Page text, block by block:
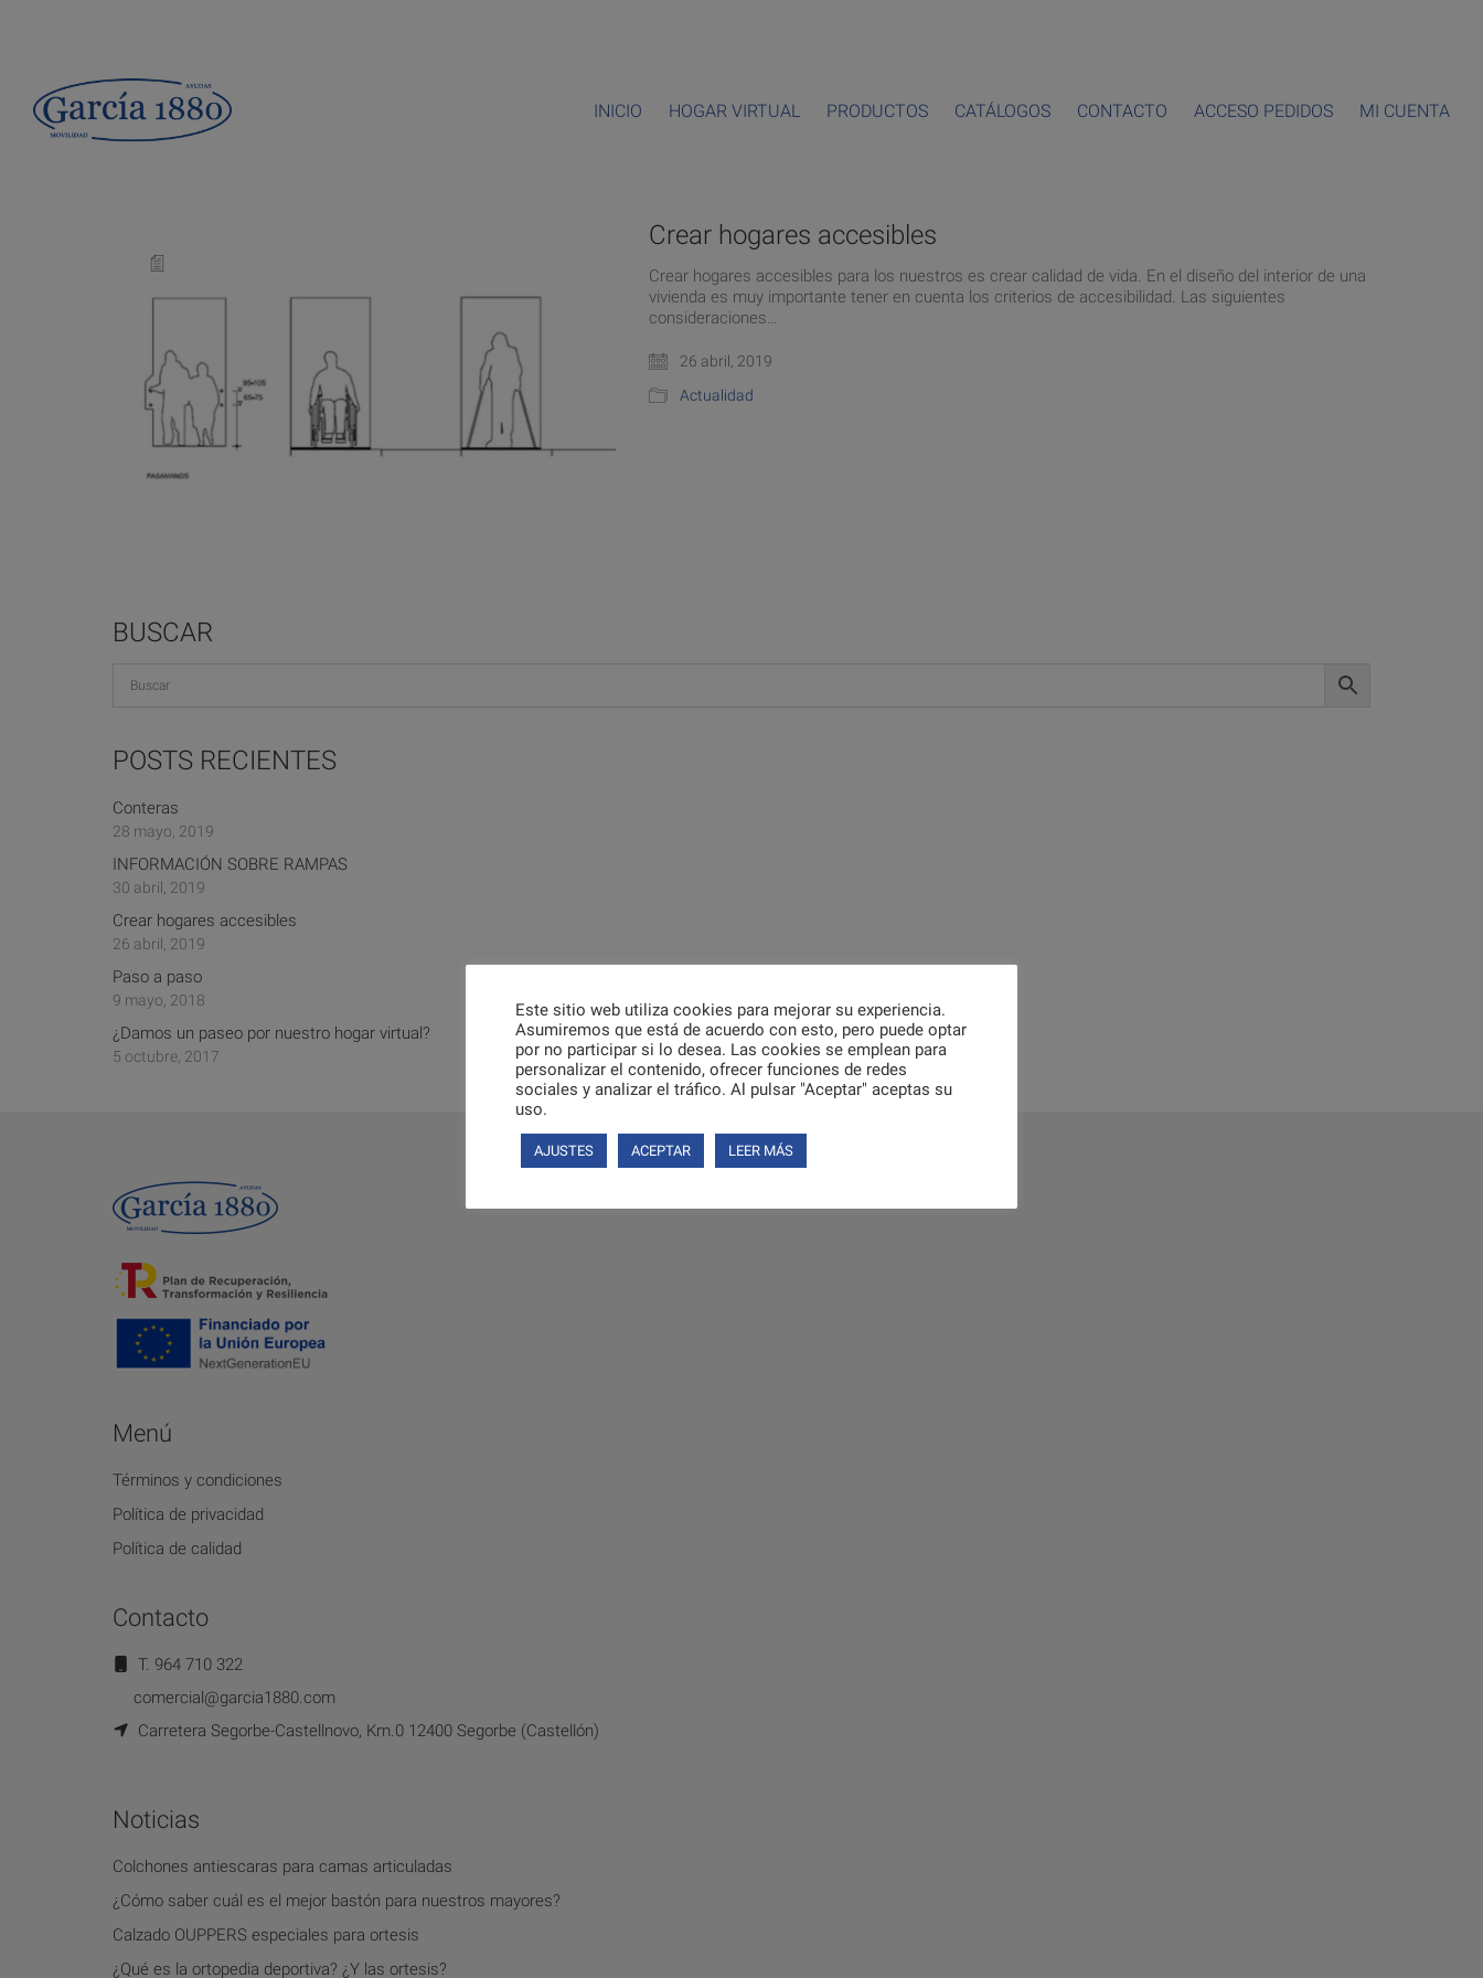
INICIO HOGAR VIRTUAL PRODUCTOS CATÁLOGOS CONTACTO ACCESO PEDIDOS MI CUENTA
Crear hogares accesibles
Crear hogares accesibles para los nuestros es crear calidad de vida. En el diseño del interior de una
vivienda es muy importante tener en cuenta los criterios de accesibilidad. Las siguientes
consideraciones…
26 abril, 2019
Actualidad
BUSCAR
POSTS RECIENTES
Conteras
28 mayo, 2019
INFORMACIÓN SOBRE RAMPAS
30 abril, 2019
Crear hogares accesibles
26 abril, 2019
Paso a paso
9 mayo, 2018
¿Damos un paseo por nuestro hogar virtual?
5 octubre, 2017
Menú
Términos y condiciones
Política de privacidad
Política de calidad
Contacto
T. 964 710 322
comercial@garcia1880.com
Carretera Segorbe-Castellnovo, Km.0 12400 Segorbe (Castellón)
Noticias
Colchones antiescaras para camas articuladas
¿Cómo saber cuál es el mejor bastón para nuestros mayores?
Calzado OUPPERS especiales para ortesis
¿Qué es la ortopedia deportiva? ¿Y las ortesis?
Este sitio web utiliza cookies para mejorar su experiencia.
Asumiremos que está de acuerdo con esto, pero puede optar
por no participar si lo desea. Las cookies se emplean para
personalizar el contenido, ofrecer funciones de redes
sociales y analizar el tráfico. Al pulsar "Aceptar" aceptas su
uso.
AJUSTES ACEPTAR LEER MÁS